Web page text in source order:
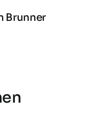
Brunner